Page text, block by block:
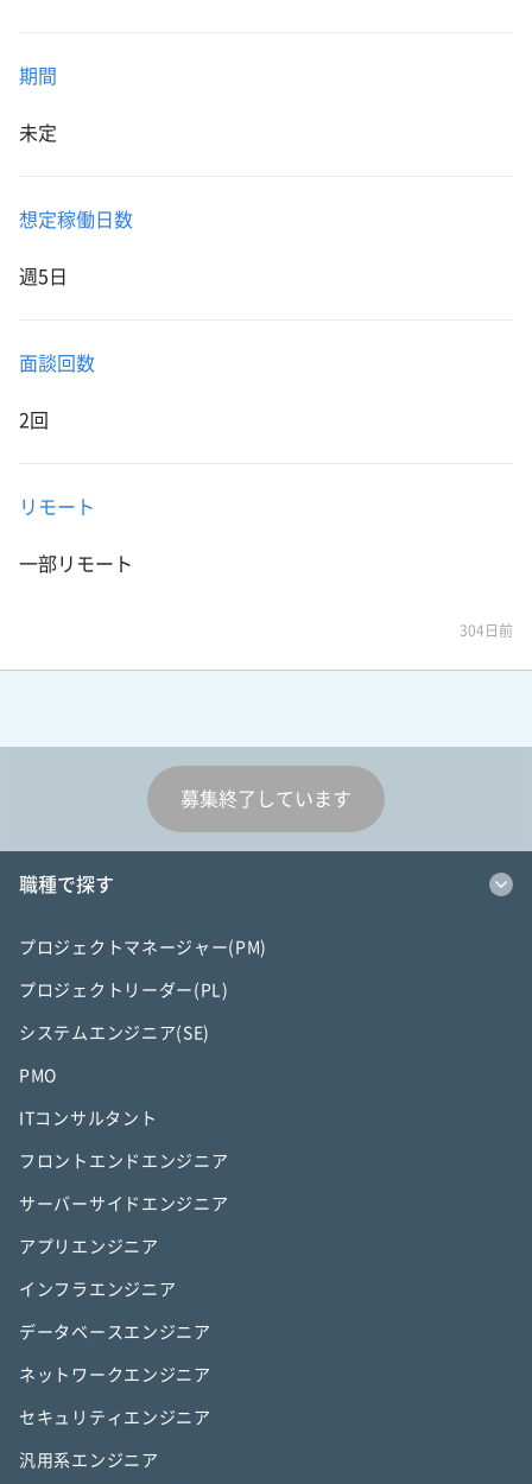
期間
未定
想定稼働日数
週5日
面談回数
2回
リモート
一部リモート
304日前
募集終了しています
職種で探す
プロジェクトマネージャー(PM)
プロジェクトリーダー(PL)
システムエンジニア(SE)
PMO
ITコンサルタント
フロントエンドエンジニア
サーバーサイドエンジニア
アプリエンジニア
インフラエンジニア
データベースエンジニア
ネットワークエンジニア
セキュリティエンジニア
汎用系エンジニア